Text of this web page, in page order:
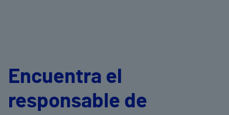
Encuentra el
responsable de